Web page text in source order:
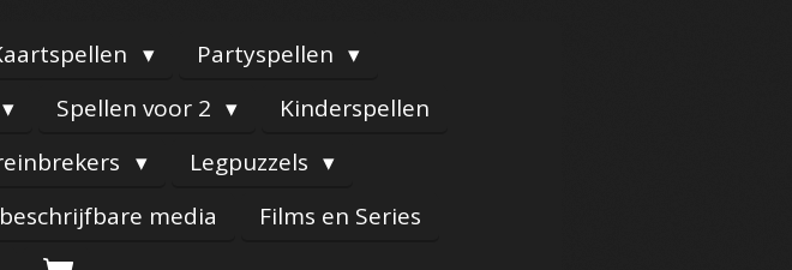
Partyspellen
Spellen voor 2
Kinderspellen
Legpuzzels
media
Films en Series